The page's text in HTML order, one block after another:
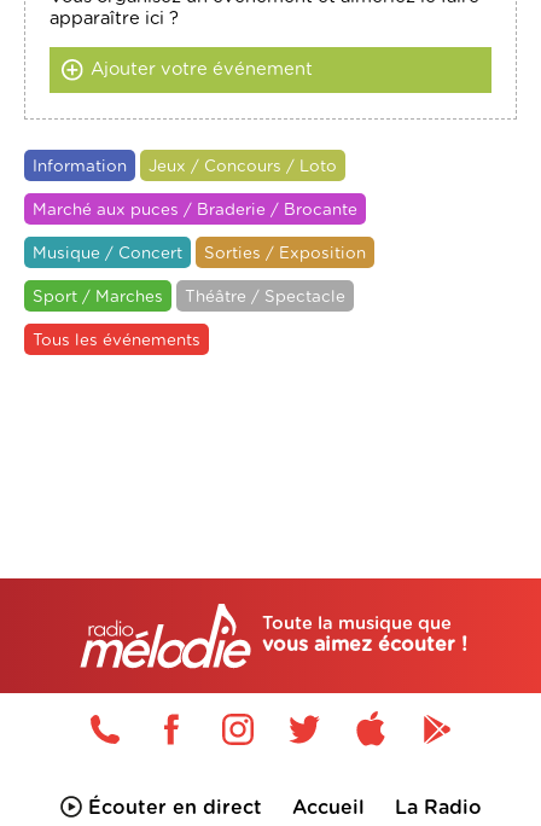
apparaître ici ?
Ajouter votre événement
Information Jeux / Concours / Loto
Marché aux puces / Braderie / Brocante
Musique / Concert Sorties / Exposition
Sport / Marches Théâtre / Spectacle
Tous les événements
Toute la musique que
vous aimez écouter !
Écouter en direct Accueil La Radio